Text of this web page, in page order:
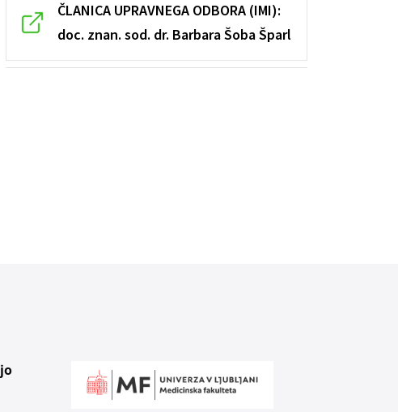
ČLANICA UPRAVNEGA ODBORA (IMI):
doc. znan. sod. dr. Barbara Šoba Šparl